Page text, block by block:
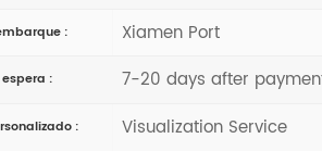
: Xiamen Port
: 7-20 days after
: Visualization Service